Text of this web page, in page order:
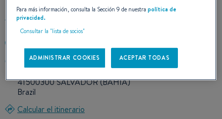
AVDA L.VIANA FILHO,Nº13.223 T.3,S.711 HANGAR
41500300 SALVADOR (BAHIA)
Brazil
Calcular el itinerario
Para más información, consulta la Sección 9 de nuestrapolítica de
privacidad.
Consultar la "lista de socios"
ADMINISTRAR COOKIES ACEPTAR TODAS